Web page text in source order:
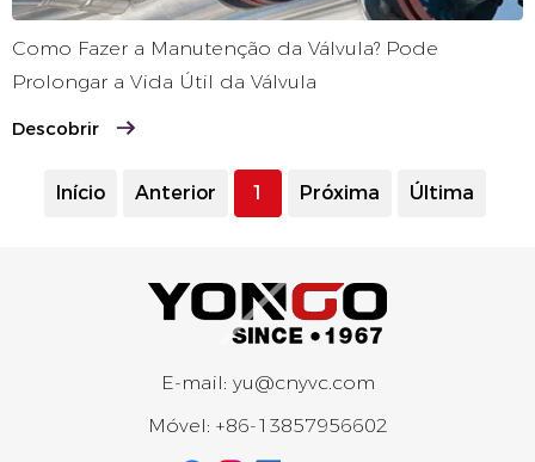
Como Fazer a Manutenção da Válvula? Pode
Prolongar a Vida Útil da Válvula
Descobrir
Início Anterior 1 Próxima Última
E-mail: yu@cnyvc.com
Móvel: +86-13857956602